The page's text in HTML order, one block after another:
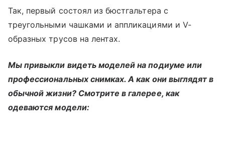
Так, первый состоял из бюстгальтера с
треугольными чашками и аппликациями и V-
образных трусов на лентах.
Мы привыкли видеть моделей на подиуме или
профессиональных снимках. А как они выглядят в
обычной жизни? Смотрите в галерее, как
одеваются модели: